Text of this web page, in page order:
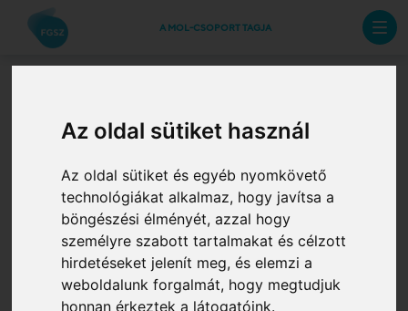
Az oldal sütiket használ
Az oldal sütiket és egyéb nyomkövető
technológiákat alkalmaz, hogy javítsa a
böngészési élményét, azzal hogy
személyre szabott tartalmakat és célzott
hirdetéseket jelenít meg, és elemzi a
weboldalunk forgalmát, hogy megtudjuk
honnan érkeztek a látogatóink.
A MOL-CSOPORT TAGJA
Ellátásbiztonság
Az FGSZ a magyar gázellátás biztosításának fontos
szereplője. Európában a szállítási
rendszerüzemeltetők feladata a vezeték-
infrastruktúra fejlesztése és karbantartása. Emellett
az európai uniós és hazai szabályozás alkotta
keretben a rendszerüzemeltetők elsődleges célja a